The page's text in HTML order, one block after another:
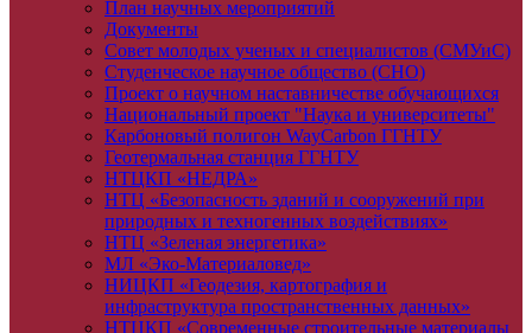
План научныx мероприятий
Документы
Совет молодых ученых и специалистов (СМУиС)
Студенческое научное общество (СНО)
Проект о научном наставничестве обучающихся
Национальный проект "Наука и университеты"
Карбоновый полигон WayCarbon ГГНТУ
Геотермальная станция ГГНТУ
НТЦКП «НЕДРА»
НТЦ «Безопасность зданий и сооружений при
природных и техногенных воздействиях»
НТЦ «Зеленая энергетика»
МЛ «Эко-Материаловед»
НИЦКП «Геодезия, картография и
инфраструктура пространственных данных»
НТЦКП «Современные строительные материалы